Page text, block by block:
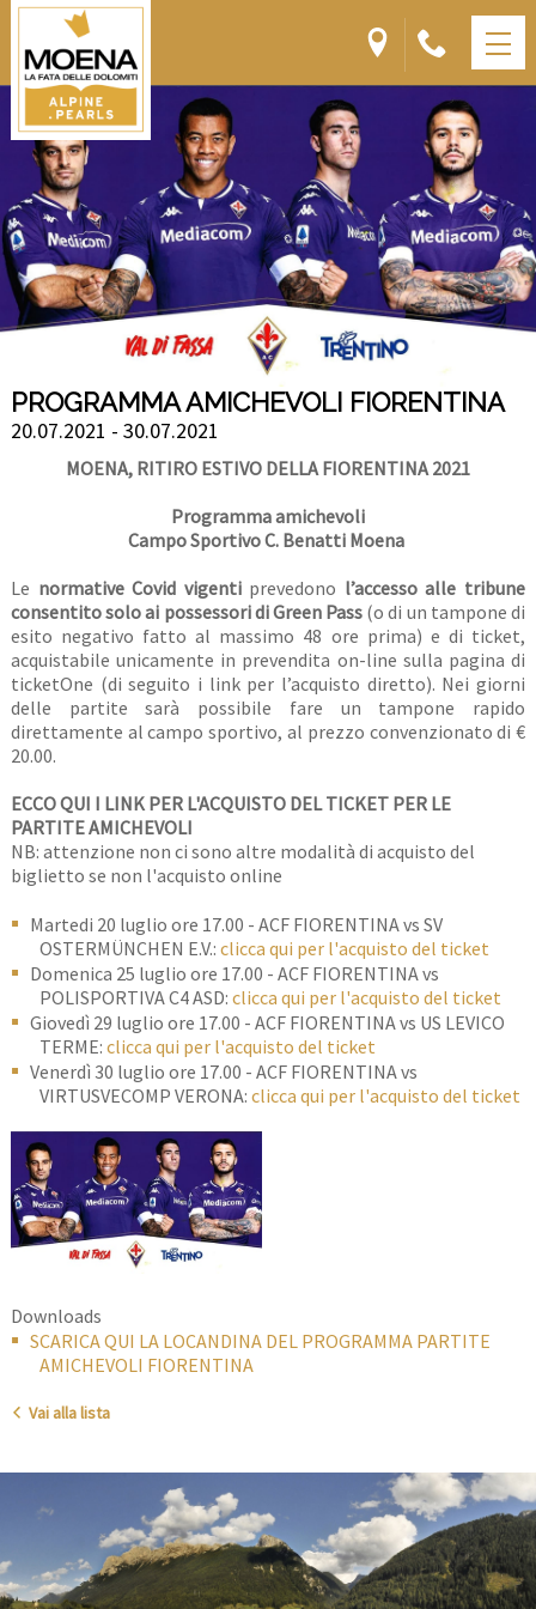
PROGRAMMA AMICHEVOLI FIORENTINA
20.07.2021 - 30.07.2021
MOENA, RITIRO ESTIVO DELLA FIORENTINA 2021
Programma amichevoli
Campo Sportivo C. Benatti Moena
Le normative Covid vigentiprevedono l’accesso alle tribune
consentito solo ai possessori di Green Pass (o di un tampone di
esito negativo fatto al massimo 48 ore prima) e di ticket,
acquistabile unicamente in prevendita on-line sulla pagina di
ticketOne (di seguito i link per l’acquisto diretto). Nei giorni
delle partite sarà possibile fare un tampone rapido
direttamente al campo sportivo, al prezzo convenzionato di €
20.00.
ECCO QUI I LINK PER L'ACQUISTO DEL TICKET PER LE
PARTITE AMICHEVOLI
NB: attenzione non ci sono altre modalità di acquisto del
biglietto se non l'acquisto online
Martedi 20 luglio ore 17.00 - ACF FIORENTINA vs SV
OSTERMÜNCHEN E.V.: clicca qui per l'acquisto del ticket
Domenica 25 luglio ore 17.00 - ACF FIORENTINA vs
POLISPORTIVA C4 ASD: clicca qui per l'acquisto del ticket
Giovedì 29 luglio ore 17.00 - ACF FIORENTINA vs US LEVICO
TERME: clicca qui per l'acquisto del ticket
Venerdì 30 luglio ore 17.00 - ACF FIORENTINA vs
VIRTUSVECOMP VERONA: clicca qui per l'acquisto del ticket
Downloads
SCARICA QUI LA LOCANDINA DEL PROGRAMMA PARTITE
AMICHEVOLI FIORENTINA
Vai alla lista